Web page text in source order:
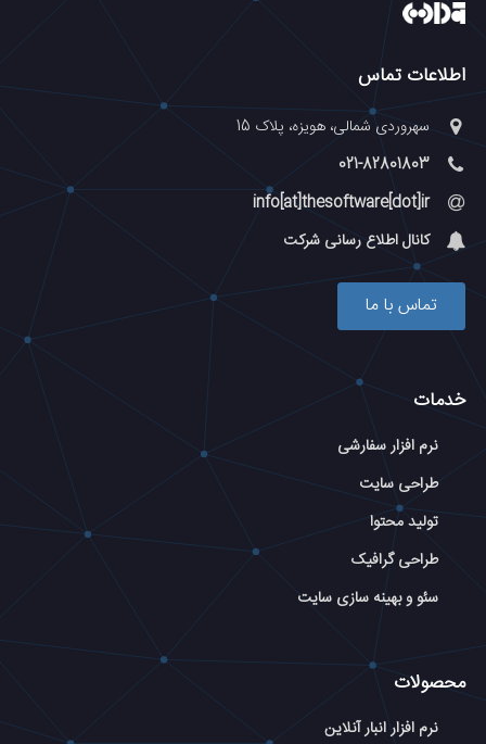
اطلاعات تماس
سهروردی شمالی، هویزه، پلاک 15
021-82801803
info[at]thesoftware[dot]ir
کانال اطلاع رسانی شرکت
تماس با ما
خدمات
نرم افزار سفارشی
طراحی سایت
تولید محتوا
طراحی گرافیک
سئو و بهینه سازی سایت
محصولات
نرم افزار انبار آنلاین